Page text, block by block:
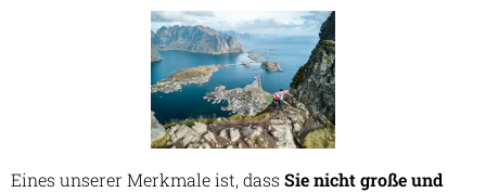
Eines unserer Merkmale ist, dass Sie nicht große und